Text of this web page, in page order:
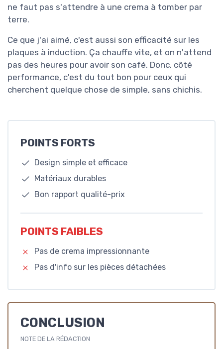
ne faut pas s'attendre à une crema à tomber par
terre.
Ce que j'ai aimé, c'est aussi son efficacité sur les
plaques à induction. Ça chauffe vite, et on n'attend
pas des heures pour avoir son café. Donc, côté
performance, c'est du tout bon pour ceux qui
cherchent quelque chose de simple, sans chichis.
POINTS FORTS
Design simple et efficace
Matériaux durables
Bon rapport qualité-prix
POINTS FAIBLES
Pas de crema impressionnante
Pas d'info sur les pièces détachées
CONCLUSION
NOTE DE LA RÉDACTION